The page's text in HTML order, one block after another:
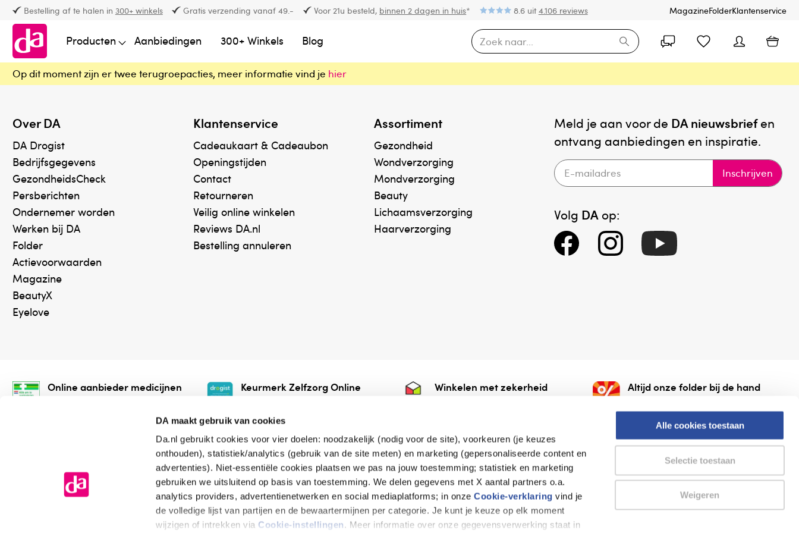
DA maakt gebruik van cookies
Da.nl gebruikt cookies voor vier doelen: noodzakelijk (nodig voor de site), voorkeuren (je keuzes
onthouden), statistiek/analytics (gebruik van de site meten) en marketing (gepersonaliseerde content en
advertenties). Niet-essentiële cookies plaatsen we pas na jouw toestemming; statistiek en marketing
gebruiken we uitsluitend op basis van toestemming. We delen gegevens met X aantal partners o.a.
analytics providers, advertentienetwerken en social mediaplatforms; in onzeCookie-verklaring vind je
de volledige lijst van partijen en de bewaartermijnen per categorie. Je kunt je keuze op elk moment
wijzigen of intrekken via Cookie-instellingen. Meer informatie over onze gegevensverwerking staat in
Alle cookies toestaan
Selectie toestaan
Weigeren
Bestelling af te halen in 300+ winkels Gratis verzending vanaf 49.- Voor 21u besteld, binnen 2 dagen in huis* 8.6 uit4.106 reviews MagazineFolderKlantenservice
Producten Aanbiedingen 300+ Winkels Blog
Op dit moment zijn er twee terugroepacties, meer informatie vind je hier
Over DA
DA Drogist
Bedrijfsgegevens
GezondheidsCheck
Persberichten
Ondernemer worden
Werken bij DA
Folder
Actievoorwaarden
Magazine
BeautyX
Eyelove
Klantenservice
Cadeaukaart & Cadeaubon
Openingstijden
Contact
Retourneren
Veilig online winkelen
Reviews DA.nl
Bestelling annuleren
Assortiment
Gezondheid
Wondverzorging
Mondverzorging
Beauty
Lichaamsverzorging
Haarverzorging
Meld je aan voor de DA nieuwsbriefen
ontvang aanbiedingen en inspiratie.
Inschrijven
Volg DA op:
Online aanbieder medicijnen
onze webshop mag verkopen.
Keurmerk Zelfzorg Online
online.
Winkelen met zekerheid Altijd onze folder bij de hand
AlleFolders.
de vriendelijke specialist
Algemene voorwaarden Cookieverklaring Disclaimer Privacy verklaring Thuiswinkel waarborg